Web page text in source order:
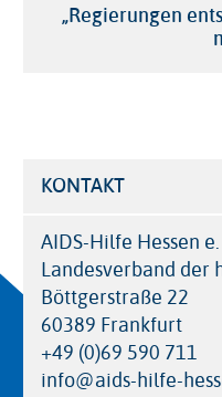
„Regierungen
KONTAKT
AIDS-Hilfe Hessen
Landesverband der
Böttgerstraße 22
60389 Frankfurt
+49 (0)69 590 711
info@aids-hilfe-